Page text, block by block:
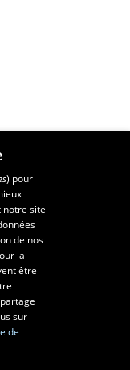
et de développement
) pour
notre site
de nos
la
être
sur
de